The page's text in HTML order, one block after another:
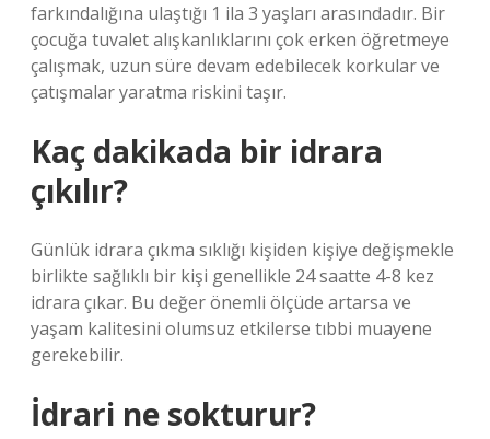
farkındalığına ulaştığı 1 ila 3 yaşları arasındadır. Bir
çocuğa tuvalet alışkanlıklarını çok erken öğretmeye
çalışmak, uzun süre devam edebilecek korkular ve
çatışmalar yaratma riskini taşır.
Kaç dakikada bir idrara
çıkılır?
Günlük idrara çıkma sıklığı kişiden kişiye değişmekle
birlikte sağlıklı bir kişi genellikle 24 saatte 4-8 kez
idrara çıkar. Bu değer önemli ölçüde artarsa ​​ve
yaşam kalitesini olumsuz etkilerse tıbbi muayene
gerekebilir.
İdrari ne sokturur?